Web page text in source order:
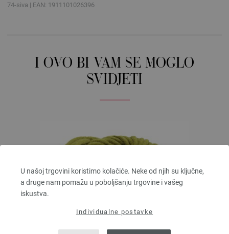
U našoj trgovini koristimo kolačiće. Neke od njih su ključne,
a druge nam pomažu u poboljšanju trgovine i vašeg
iskustva.
Individualne postavke
74-siva | EAN: 1911101026396
I OVO BI VAM SE MOGLO
SVIDJETI